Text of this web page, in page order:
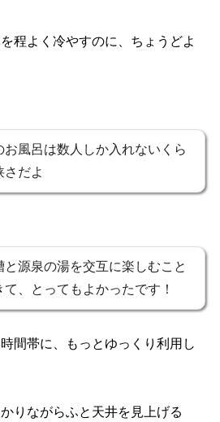
程よく冷やすのに、ちょうどよ
お風呂は数人しか入れないくら
さだよ
と源泉の湯を交互に楽しむこと
て、とってもよかったです！
間帯に、もっとゆっくり利用し
りながらふと天井を見上げる